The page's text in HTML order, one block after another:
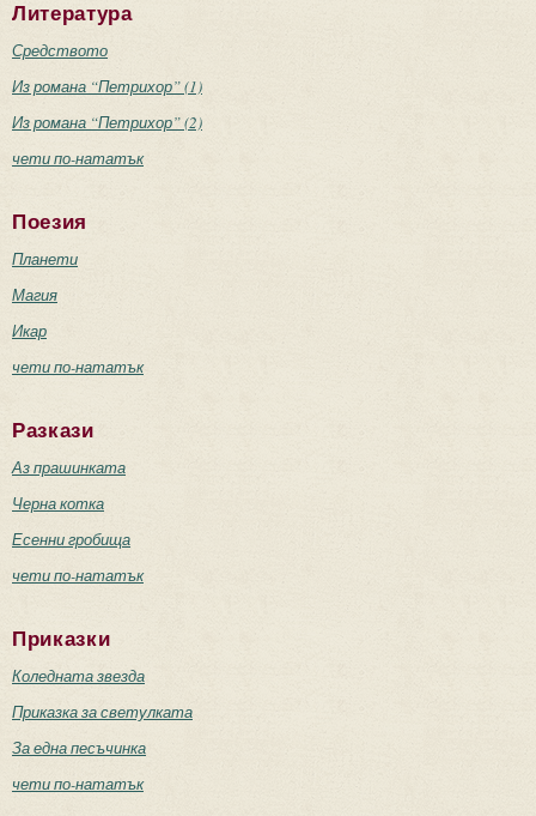
Литература
Средството
Из романа “Петрихор” (1)
Из романа “Петрихор” (2)
чети по-нататък
Поезия
Планети
Магия
Икар
чети по-нататък
Разкази
Аз прашинката
Черна котка
Есенни гробища
чети по-нататък
Приказки
Коледната звезда
Приказка за светулката
За една песъчинка
чети по-нататък